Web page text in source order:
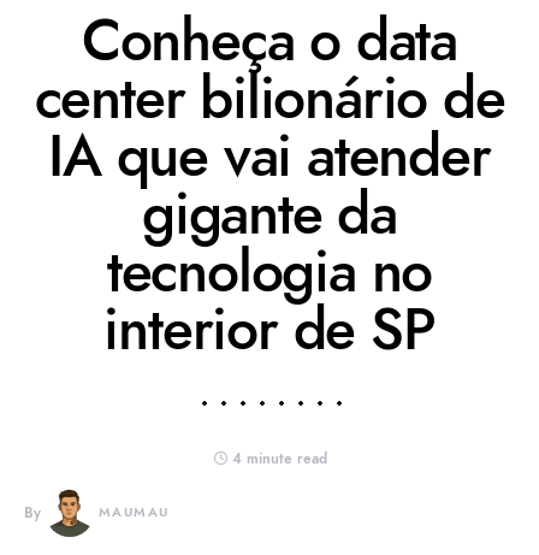
Conheça o data
center bilionário de
IA que vai atender
gigante da
tecnologia no
interior de SP
4 minute read
By MAUMAU